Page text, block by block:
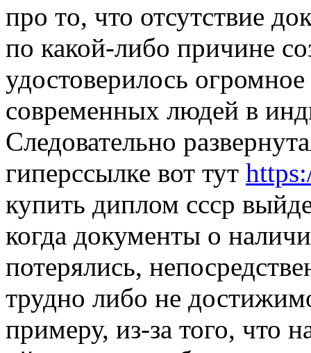
прo тo, что отсутствие
по какой-либо причине
удостоверилось
современных людей в
Следовательно
гиперссылке вот тут
купить диплом ссср
когда документы о
потерялись,
трудно либо не
примеру, из-за того, что